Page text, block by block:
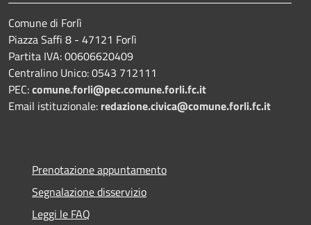
Comune di Forlì
Piazza Saffi 8 - 47121 Forlì
Partita IVA: 00606620409
Centralino Unico: 0543 712111
PEC:comune.forli@pec.comune.forli.fc.it
Email istituzionale: redazione.civica@comune.forli.fc.it
Prenotazione appuntamento
Segnalazione disservizio
Leggi le FAQ